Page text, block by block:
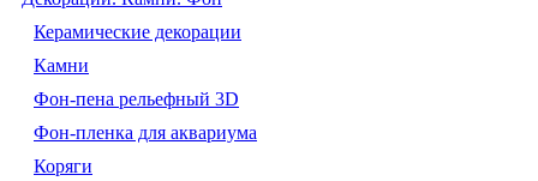
Керамические декорации
Камни
Фон-пена рельефный 3D
Фон-пленка для аквариума
Коряги